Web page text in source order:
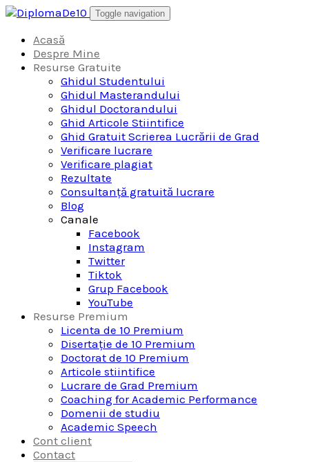
Skip
content
Toggle navigation
Acasă
Despre Mine
Resurse Gratuite
Ghidul Studentului
Ghidul Masterandului
Ghidul Doctorandului
Ghid Articole Stiintifice
Ghid Gratuit Scrierea Lucrării de Grad
Verificare lucrare
Verificare plagiat
Rezultate
Consultanță gratuită lucrare
Blog
Canale
Facebook
Instagram
Twitter
Tiktok
Grup Facebook
YouTube
Resurse Premium
Licenta de 10 Premium
Disertație de 10 Premium
Doctorat de 10 Premium
Articole stiintifice
Lucrare de Grad Premium
Coaching for Academic Performance
Domenii de studiu
Academic Speech
Cont client
Contact